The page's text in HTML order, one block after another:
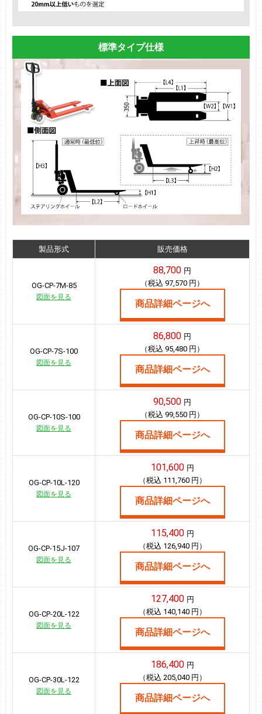
標準タイプ仕様
製品形式 販売価格
OG-CP-7M-85
図面を見る
88,700 円
（税込 97,570 円）
商品詳細ページへ
OG-CP-7S-100
図面を見る
86,800 円
（税込 95,480 円）
商品詳細ページへ
OG-CP-10S-100
図面を見る
90,500 円
（税込 99,550 円）
商品詳細ページへ
OG-CP-10L-120
図面を見る
101,600 円
（税込 111,760 円）
商品詳細ページへ
OG-CP-15J-107
図面を見る
115,400 円
（税込 126,940 円）
商品詳細ページへ
OG-CP-20L-122
図面を見る
127,400 円
（税込 140,140 円）
商品詳細ページへ
OG-CP-30L-122
図面を見る
186,400 円
（税込 205,040 円）
商品詳細ページへ